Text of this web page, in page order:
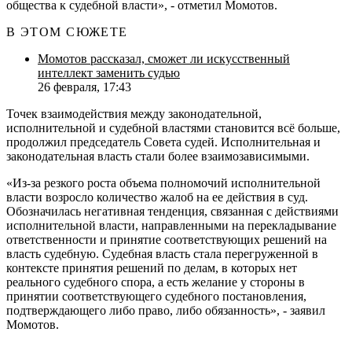
общества к судебной власти», - отметил Момотов.
В ЭТОМ СЮЖЕТЕ
Момотов рассказал, сможет ли искусственный
интеллект заменить судью
26 февраля, 17:43
Точек взаимодействия между законодательной,
исполнительной и судебной властями становится всё больше,
продолжил председатель Совета судей. Исполнительная и
законодательная власть стали более взаимозависимыми.
«Из-за резкого роста объема полномочий исполнительной
власти возросло количество жалоб на ее действия в суд.
Обозначилась негативная тенденция, связанная с действиями
исполнительной власти, направленными на перекладывание
ответственности и принятие соответствующих решений на
власть судебную. Судебная власть стала перегруженной в
контексте принятия решений по делам, в которых нет
реального судебного спора, а есть желание у стороны в
принятии соответствующего судебного постановления,
подтверждающего либо право, либо обязанность», - заявил
Момотов.